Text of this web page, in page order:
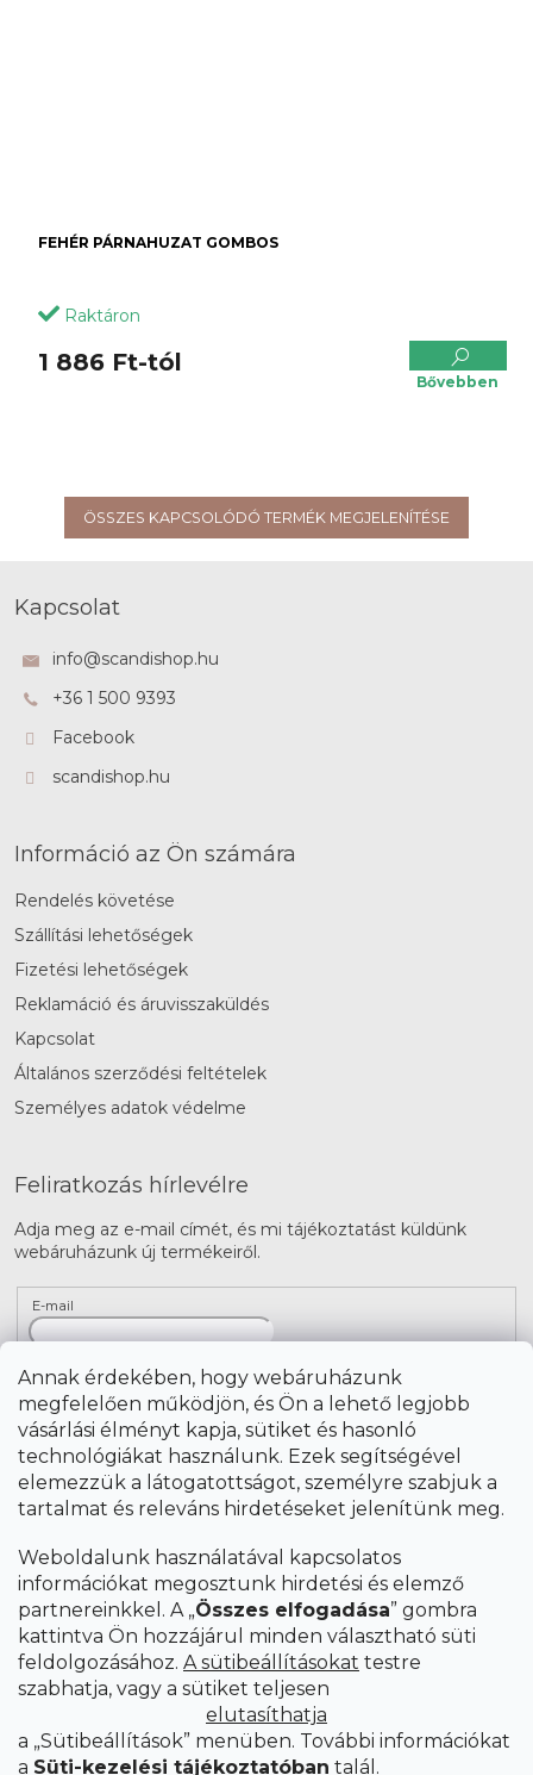
Annak érdekében, hogy webáruházunk
megfelelően működjön, és Ön a lehető legjobb
vásárlási élményt kapja, sütiket és hasonló
technológiákat használunk. Ezek segítségével
elemezzük a látogatottságot, személyre szabjuk a
tartalmat és releváns hirdetéseket jelenítünk meg.
Weboldalunk használatával kapcsolatos
információkat megosztunk hirdetési és elemző
partnereinkkel. A „Összes elfogadása” gombra
kattintva Ön hozzájárul minden választható süti
feldolgozásához. A sütibeállításokat testre
szabhatja, vagy a sütiket teljesen
elutasíthatja
a „Sütibeállítások” menüben. További információkat
a Süti-kezelési tájékoztatóban talál.
FEHÉR PÁRNAHUZAT GOMBOS
Raktáron
1 886 Ft-tól
Bővebben
ÖSSZES KAPCSOLÓDÓ TERMÉK MEGJELENÍTÉSE
Kapcsolat
info@scandishop.hu
+36 1 500 9393
Facebook
scandishop.hu
Információ az Ön számára
Rendelés követése
Szállítási lehetőségek
Fizetési lehetőségek
Reklamáció és áruvisszaküldés
Kapcsolat
Általános szerződési feltételek
Személyes adatok védelme
Feliratkozás hírlevélre
Adja meg az e-mail címét, és mi tájékoztatást küldünk
webáruházunk új termékeiről.
E-mail
személyes adatok feldolgozásával.
FELIRATKOZÁS